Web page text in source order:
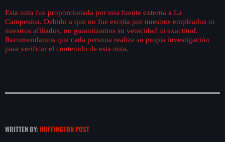
Esta nota fue proporcionada por una fuente externa a La
Campesina. Debido a que no fue escrita por nuestros empleados ni
nuestros afiliados, no garantizamos su veracidad ni exactitud.
Recomendamos que cada persona realize su propia investigación
para verificar el contenido de esta nota.
WRITTEN BY: HUFFINGTON POST